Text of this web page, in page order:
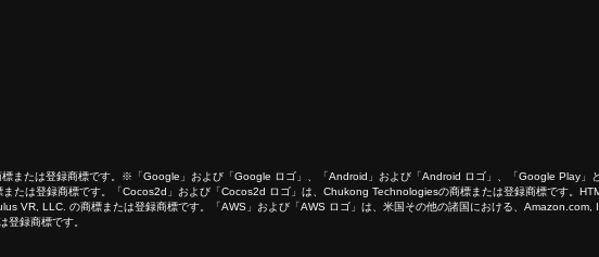
または登録商標です。※「Google」および「Google ロゴ」、「Android」および「Android ロゴ」、「Google Play」
または登録商標です。「Cocos2d」および「Cocos2d ロゴ」は、Chukong Technologiesの商標または登録商標です。
VR, LLC. の商標または登録商標です。「AWS」および「AWS ロゴ」は、米国その他の諸国における、
登録商標です。